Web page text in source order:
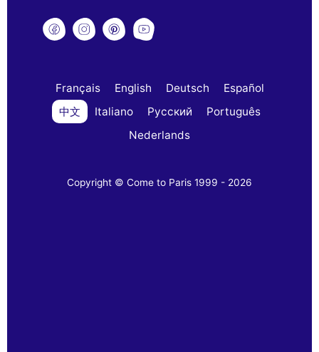
Français English Deutsch
Español
中文
Italiano Русский
Português
Nederlands
Copyright © Come to Paris 1999 - 2026